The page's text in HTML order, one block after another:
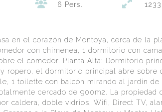
6 Pers.
en el corazón de Montoya, cerca de la
con chimenea, 1 dormitorio con
el comedor. Planta Alta: Dormitorio
ropero, el dormitorio principal abre sobre
1 toilette con balcón mirando al jardín
cercado de 900m2. La propiedad
caldera, doble vidrios, Wifi, Direct TV,